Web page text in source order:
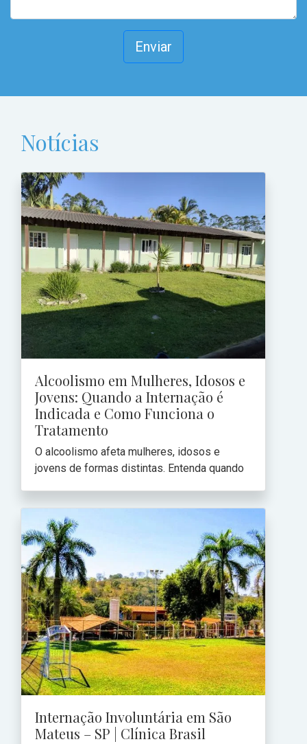
Enviar
Notícias
Alcoolismo em Mulheres, Idosos e
Jovens: Quando a Internação é
Indicada e Como Funciona o
Tratamento
O alcoolismo afeta mulheres, idosos e
jovens de formas distintas. Entenda quando
Internação Involuntária em São
Mateus – SP | Clínica Brasil